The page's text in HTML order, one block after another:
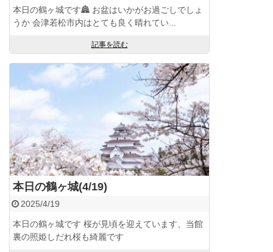
本日の鶴ヶ城です🏯 お盆はいかがお過ごしでしょ
うか 会津若松市内はとても良く晴れてい...
記事を読む
本日の鶴ヶ城(4/19)
2025/4/19
本日の鶴ヶ城です 桜が見頃を迎えています、当館
裏の照姫しだれ桜も綺麗です